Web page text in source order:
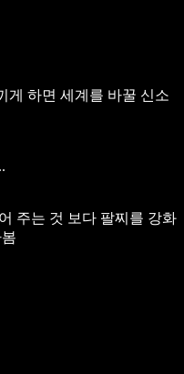
게 하면 세계를 바꿀 신소
주는 것 보다 팔찌를 강화